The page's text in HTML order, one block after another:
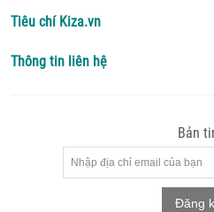
Tiêu chí Kiza.vn
Thông tin liên hệ
Bản
Đăng